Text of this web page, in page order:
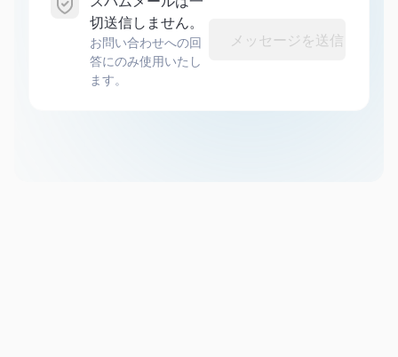
切送信しません。
お問い合わせへの回
答にのみ使用いたし
ます。
メッセージを送信